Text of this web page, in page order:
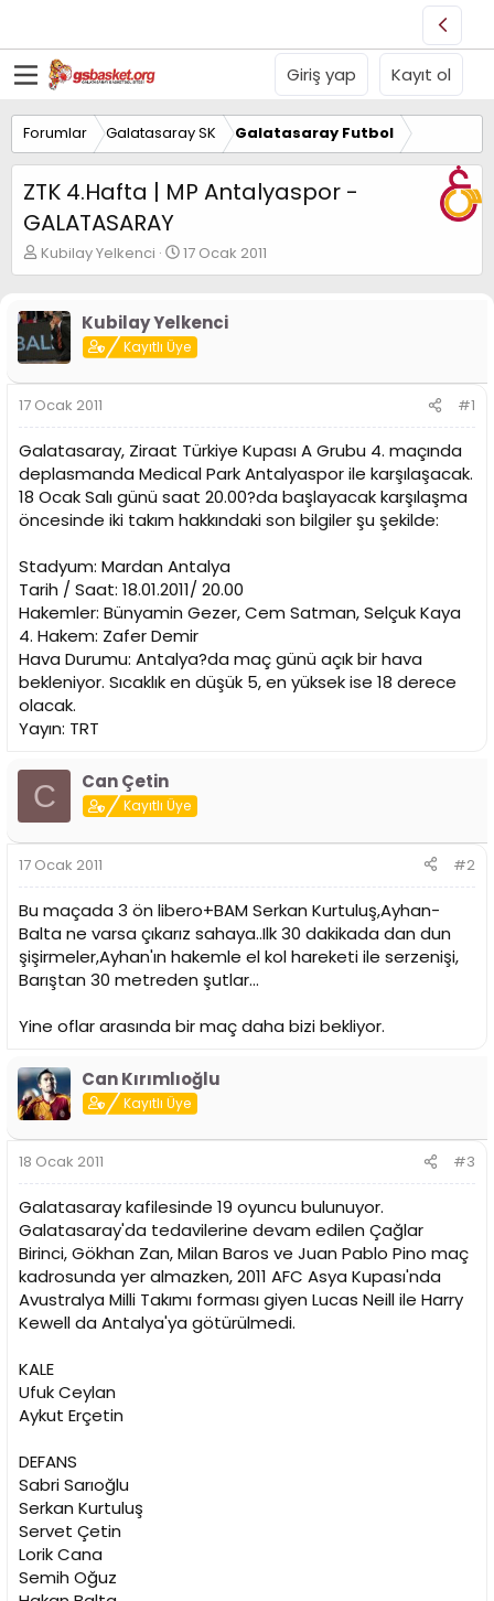
Giriş yap Kayıt ol
Forumlar Galatasaray SK Galatasaray Futbol
ZTK 4.Hafta | MP Antalyaspor -
GALATASARAY
K
o
u
y
u
B
a
ş
l
a
t
a
n
Kubilay Yelkenci
B
a
l
a
n
ı
t
a
r
i
h
17 Ocak 2011
Kubilay Yelkenci
Kayıtlı Üye
17 Ocak 2011 #1
Galatasaray, Ziraat Türkiye Kupası A Grubu 4. maçında
deplasmanda Medical Park Antalyaspor ile karşılaşacak.
18 Ocak Salı günü saat 20.00?da başlayacak karşılaşma
öncesinde iki takım hakkındaki son bilgiler şu şekilde:
Stadyum: Mardan Antalya
Tarih / Saat: 18.01.2011/ 20.00
Hakemler: Bünyamin Gezer, Cem Satman, Selçuk Kaya
4. Hakem: Zafer Demir
Hava Durumu: Antalya?da maç günü açık bir hava
bekleniyor. Sıcaklık en düşük 5, en yüksek ise 18 derece
olacak.
Yayın: TRT
C Can Çetin
Kayıtlı Üye
17 Ocak 2011 #2
Bu maçada 3 ön libero+BAM Serkan Kurtuluş,Ayhan-
Balta ne varsa çıkarız sahaya..Ilk 30 dakikada dan dun
şişirmeler,Ayhan'ın hakemle el kol hareketi ile serzenişi,
Barıştan 30 metreden şutlar...
Yine oflar arasında bir maç daha bizi bekliyor.
Can Kırımlıoğlu
Kayıtlı Üye
18 Ocak 2011 #3
Galatasaray kafilesinde 19 oyuncu bulunuyor.
Galatasaray'da tedavilerine devam edilen Çağlar
Birinci, Gökhan Zan, Milan Baros ve Juan Pablo Pino maç
kadrosunda yer almazken, 2011 AFC Asya Kupası'nda
Avustralya Milli Takımı forması giyen Lucas Neill ile Harry
Kewell da Antalya'ya götürülmedi.
KALE
Ufuk Ceylan
Aykut Erçetin
DEFANS
Sabri Sarıoğlu
Serkan Kurtuluş
Servet Çetin
Lorik Cana
Semih Oğuz